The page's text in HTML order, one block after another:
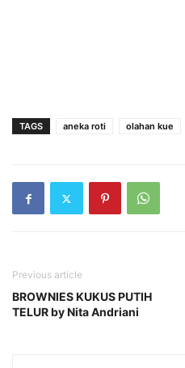
TAGS aneka roti olahan kue
Previous article
BROWNIES KUKUS PUTIH
TELUR by Nita Andriani